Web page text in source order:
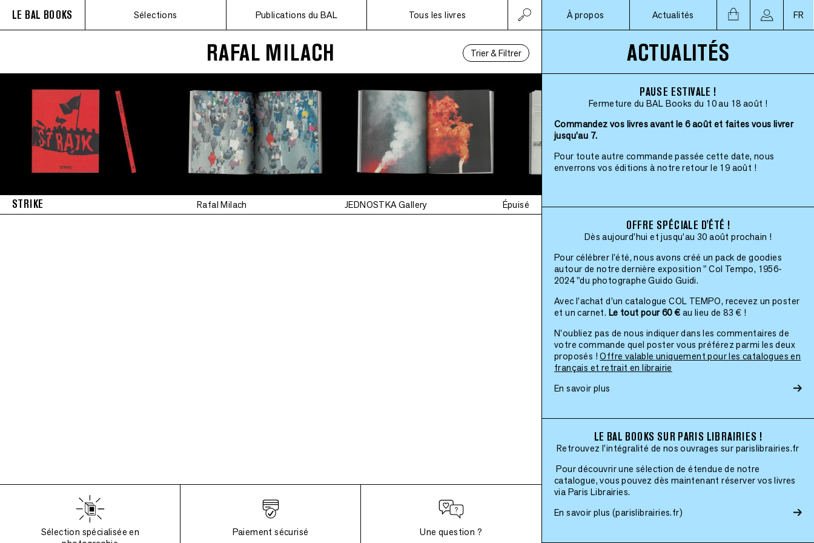
LE BAL BOOKS Sélections Publications du BAL Tous les livres
À propos
Actualités FR
RAFAL MILACH Trier & Filtrer
STRIKE Rafal Milach JEDNOSTKA Gallery Épuisé
Sélection spécialisée en
Paiement sécurisé Une question ?
ACTUALITÉS
PAUSE ESTIVALE !
Fermeture du BAL Books du 10 au 18 août !
Commandez vos livres avant le 6 août et faites vous livrer
jusqu'au 7.
Pour toute autre commande passée cette date, nous
enverrons vos éditions à notre retour le 19 août !
OFFRE SPÉCIALE D'ÉTÉ !
Dès aujourd'hui et jusqu'au 30 août prochain !
Pour célébrer l’été, nous avons créé un pack de goodies
autour de notre dernière exposition " Col Tempo, 1956-
2024 "du photographe Guido Guidi.
Avec l’achat d’un catalogue COL TEMPO, recevez un poster
et un carnet. Le tout pour 60 € au lieu de 83 € !
N’oubliez pas de nous indiquer dans les commentaires de
votre commande quel poster vous préférez parmi les deux
proposés !Offre valable uniquement pour les catalogues en
français et retrait en librairie
En savoir plus
LE BAL BOOKS SUR PARIS LIBRAIRIES !
Retrouvez l'intégralité de nos ouvrages sur parislibrairies.fr
Pour découvrir une sélection de étendue de notre
catalogue, vous pouvez dès maintenant réserver vos livres
via Paris Librairies.
En savoir plus (parislibrairies.fr)